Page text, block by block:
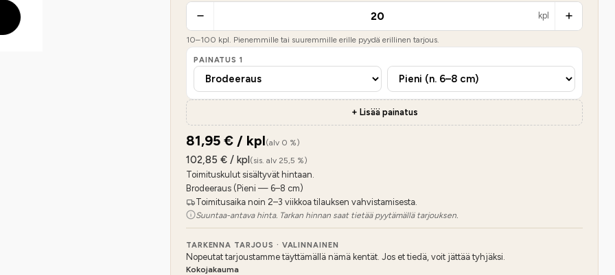
kpl
10–100 kpl. Pienemmille tai suuremmille erille pyydä erillinen tarjous.
PAINATUS 1
+ Lisää painatus
81,95 € / kpl(alv 0 %)
102,85 € / kpl(sis. alv 25,5 %)
Toimituskulut sisältyvät hintaan.
Brodeeraus (Pieni — 6–8 cm)
Toimitusaika noin 2–3 viikkoa tilauksen vahvistamisesta.
Suuntaa-antava hinta. Tarkan hinnan saat tietää pyytämällä tarjouksen.
TARKENNA TARJOUS · VALINNAINEN
Nopeutat tarjoustamme täyttämällä nämä kentät. Jos et tiedä, voit jättää tyhjäksi.
Kokojakauma